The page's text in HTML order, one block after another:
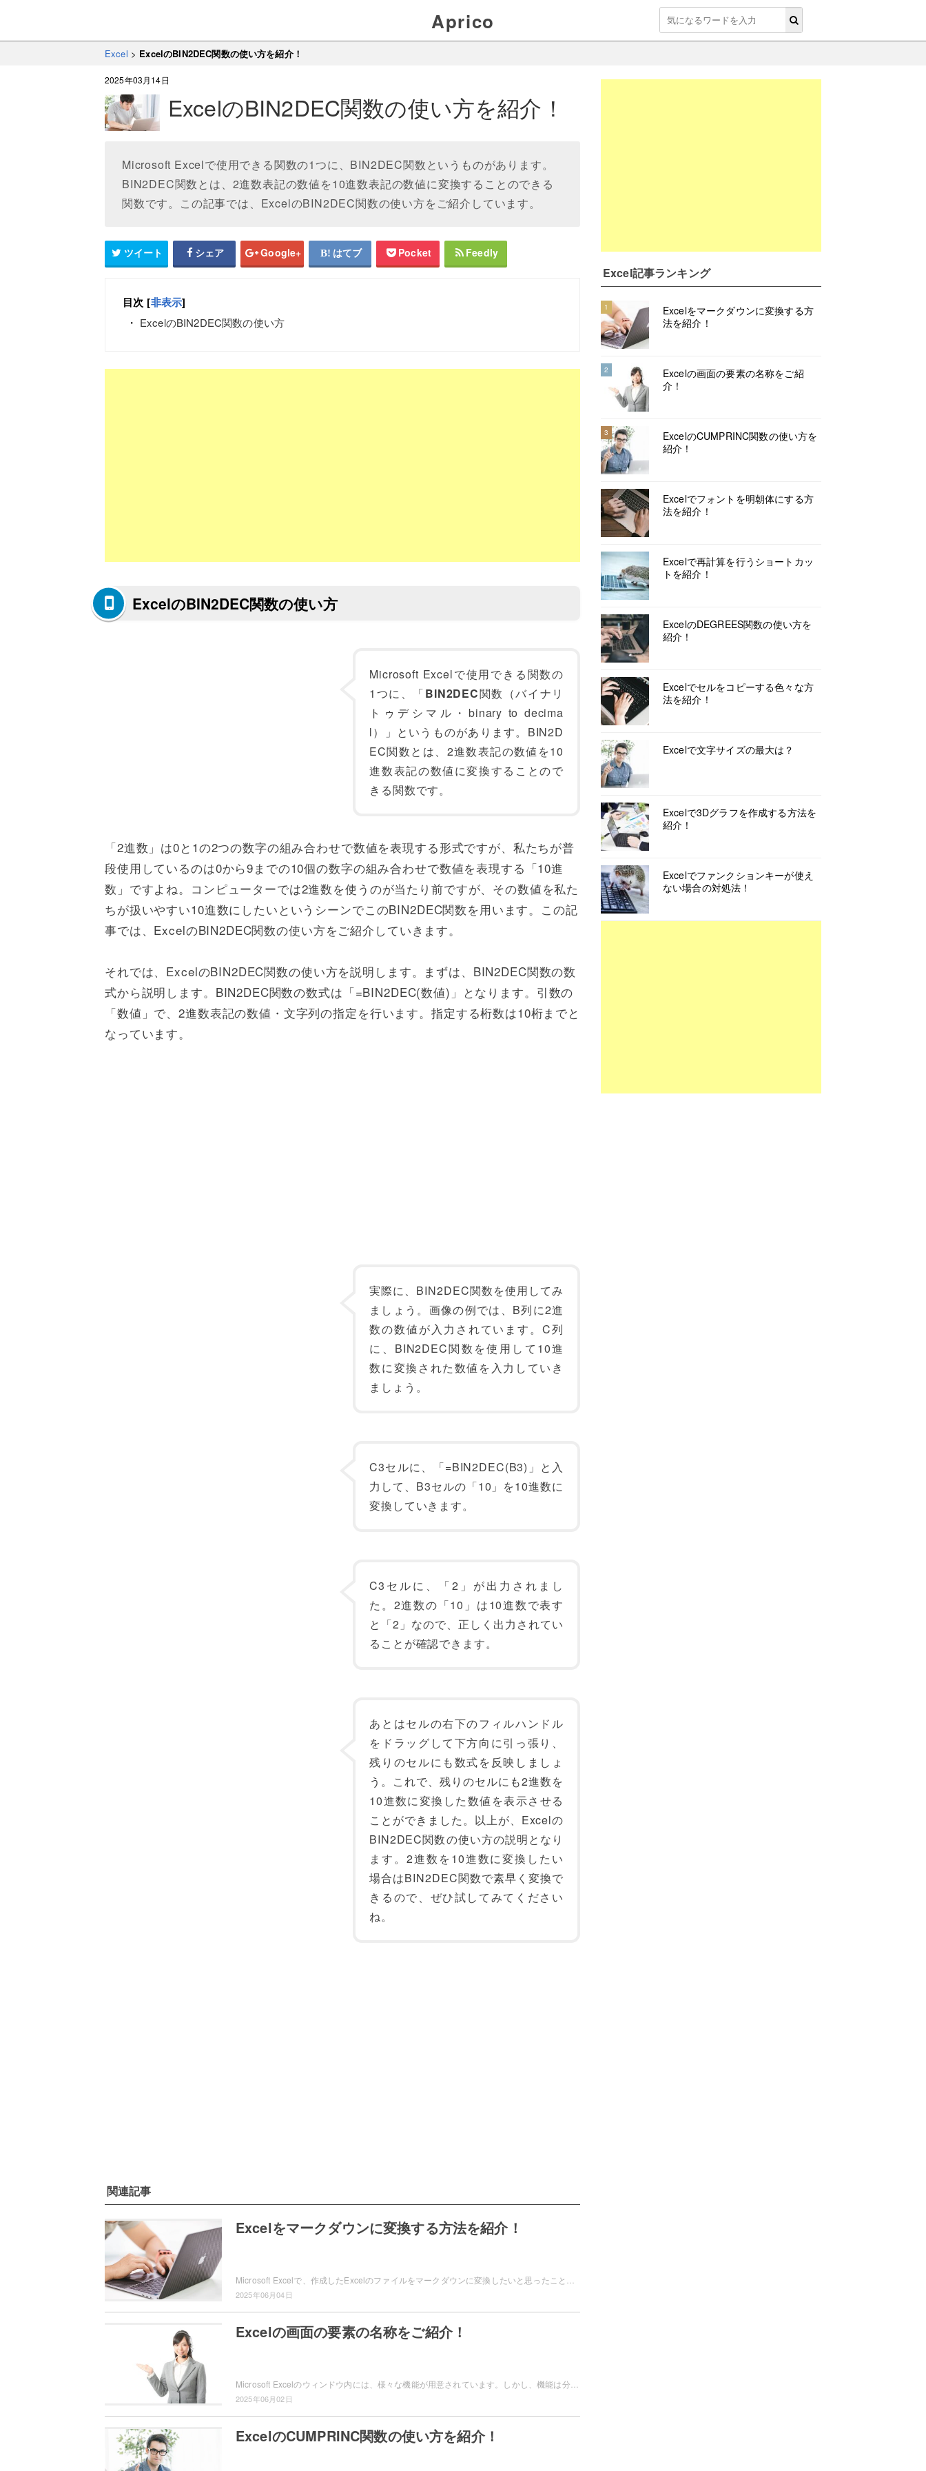
Aprico
Excel > ExcelのBIN2DEC関数の使い方を紹介！
2025年03月14日
ExcelのBIN2DEC関数の使い方を紹介！
Microsoft Excelで使用できる関数の1つに、BIN2DEC関数というものがあります。
BIN2DEC関数とは、2進数表記の数値を10進数表記の数値に変換することのできる
関数です。この記事では、ExcelのBIN2DEC関数の使い方をご紹介しています。
ツイート シェア Google+ はてブ Pocket Feedly
目次 [非表示]
ExcelのBIN2DEC関数の使い方
ExcelのBIN2DEC関数の使い方
Microsoft Excelで使用できる関数の
1つに、「BIN2DEC関数（バイナリ
トゥデシマル・binary to decima
l）」というものがあります。BIN2D
EC関数とは、2進数表記の数値を10
進数表記の数値に変換することので
きる関数です。
「2進数」は0と1の2つの数字の組み合わせで数値を表現する形式ですが、私たちが普
段使用しているのは0から9までの10個の数字の組み合わせで数値を表現する「10進
数」ですよね。コンピューターでは2進数を使うのが当たり前ですが、その数値を私た
ちが扱いやすい10進数にしたいというシーンでこのBIN2DEC関数を用います。この記
事では、ExcelのBIN2DEC関数の使い方をご紹介していきます。
それでは、ExcelのBIN2DEC関数の使い方を説明します。まずは、BIN2DEC関数の数
式から説明します。BIN2DEC関数の数式は「=BIN2DEC(数値)」となります。引数の
「数値」で、2進数表記の数値・文字列の指定を行います。指定する桁数は10桁までと
なっています。
実際に、BIN2DEC関数を使用してみ
ましょう。画像の例では、B列に2進
数の数値が入力されています。C列
に、BIN2DEC関数を使用して10進
数に変換された数値を入力していき
ましょう。
C3セルに、「=BIN2DEC(B3)」と入
力して、B3セルの「10」を10進数に
変換していきます。
C3セルに、「2」が出力されまし
た。2進数の「10」は10進数で表す
と「2」なので、正しく出力されてい
ることが確認できます。
あとはセルの右下のフィルハンドル
をドラッグして下方向に引っ張り、
残りのセルにも数式を反映しましょ
う。これで、残りのセルにも2進数を
10進数に変換した数値を表示させる
ことができました。以上が、Excelの
BIN2DEC関数の使い方の説明となり
ます。2進数を10進数に変換したい
場合はBIN2DEC関数で素早く変換で
きるので、ぜひ試してみてください
ね。
関連記事
Excelをマークダウンに変換する方法を紹介！
2025年06月04日
Excelの画面の要素の名称をご紹介！
2025年06月02日
ExcelのCUMPRINC関数の使い方を紹介！
Excel記事ランキング
1
Excelをマークダウンに変換する方
法を紹介！
2
Excelの画面の要素の名称をご紹
介！
3
ExcelのCUMPRINC関数の使い方を
紹介！
Excelでフォントを明朝体にする方
法を紹介！
Excelで再計算を行うショートカッ
トを紹介！
ExcelのDEGREES関数の使い方を
紹介！
Excelでセルをコピーする色々な方
法を紹介！
Excelで文字サイズの最大は？
Excelで3Dグラフを作成する方法を
紹介！
Excelでファンクションキーが使え
ない場合の対処法！